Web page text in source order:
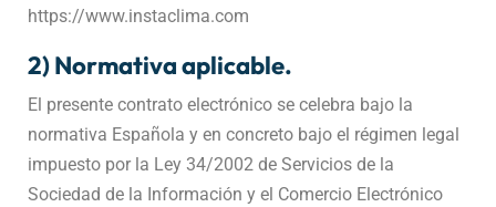
https://www.instaclima.com
2) Normativa aplicable.
El presente contrato electrónico se celebra bajo la
normativa Española y en concreto bajo el régimen legal
impuesto por la Ley 34/2002 de Servicios de la
Sociedad de la Información y el Comercio Electrónico